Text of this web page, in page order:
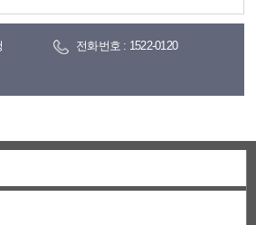
전화번호 : 1522-0120